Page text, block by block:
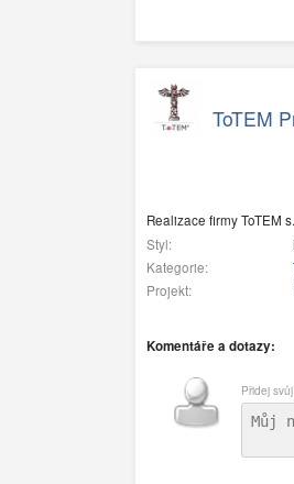
ToTEM
Realizace firmy ToTEM
Styl:
Kategorie:
Projekt:
Komentáře a dotazy:
Přidej